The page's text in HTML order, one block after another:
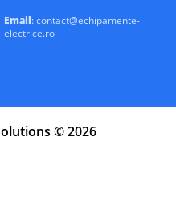
Email: contact@echipamente-
electrice.ro
© 2026